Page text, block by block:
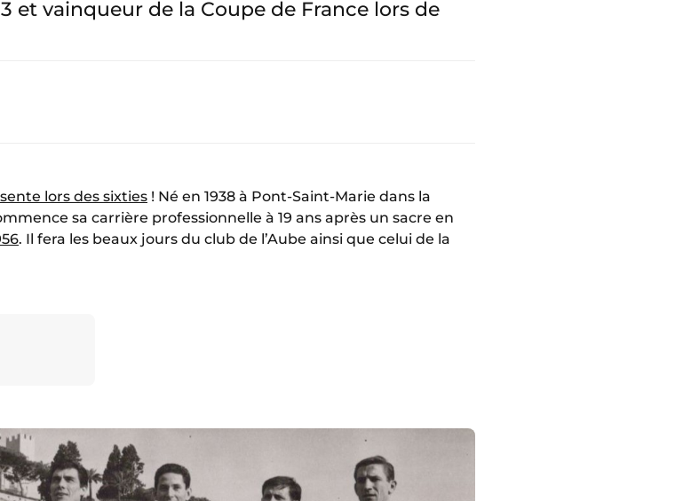
et vainqueur de la Coupe de France lors de
lors des sixties ! Né en 1938 à Pont-Saint-Marie dans la
sa carrière professionnelle à 19 ans après un sacre en
. Il fera les beaux jours du club de l’Aube ainsi que celui de la